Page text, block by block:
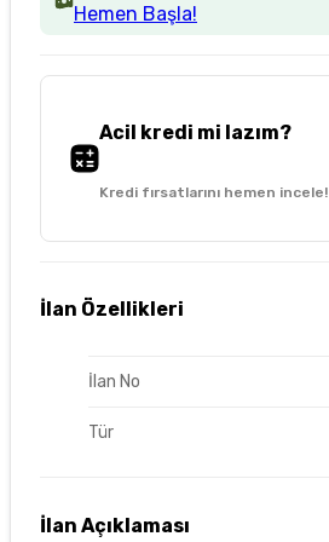
Hemen Başla!
Acil kredi mi lazım?
Kredi fırsatlarını hemen incele!
İlan Özellikleri
İlan No
Tür
İlan Açıklaması